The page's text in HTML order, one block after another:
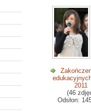
2011
(46
Odsłon: